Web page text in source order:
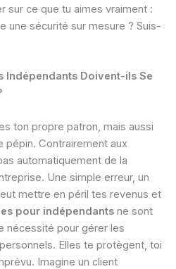
sur ce que tu aimes vraiment :
une sécurité sur mesure ? Suis-
Indépendants Doivent-ils Se
ton propre patron, mais aussi
pépin. Contrairement aux
automatiquement de la
Une simple erreur, un
mettre en péril tes revenus et
pour indépendants ne sont
nécessité pour gérer les
Elles te protègent, toi
Imagine un client